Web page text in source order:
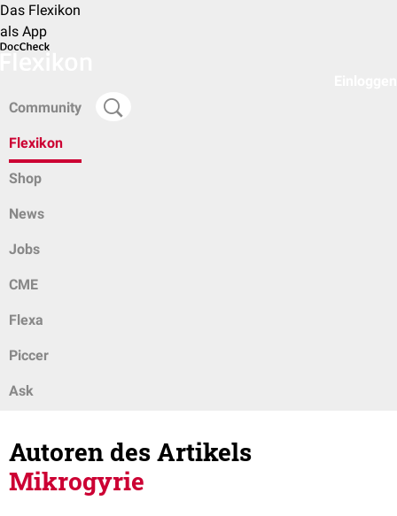
Das Flexikon
als App
Community
Flexikon
Shop
News
Jobs
CME
Flexa
Piccer
Ask
Autoren des Artikels
Mikrogyrie